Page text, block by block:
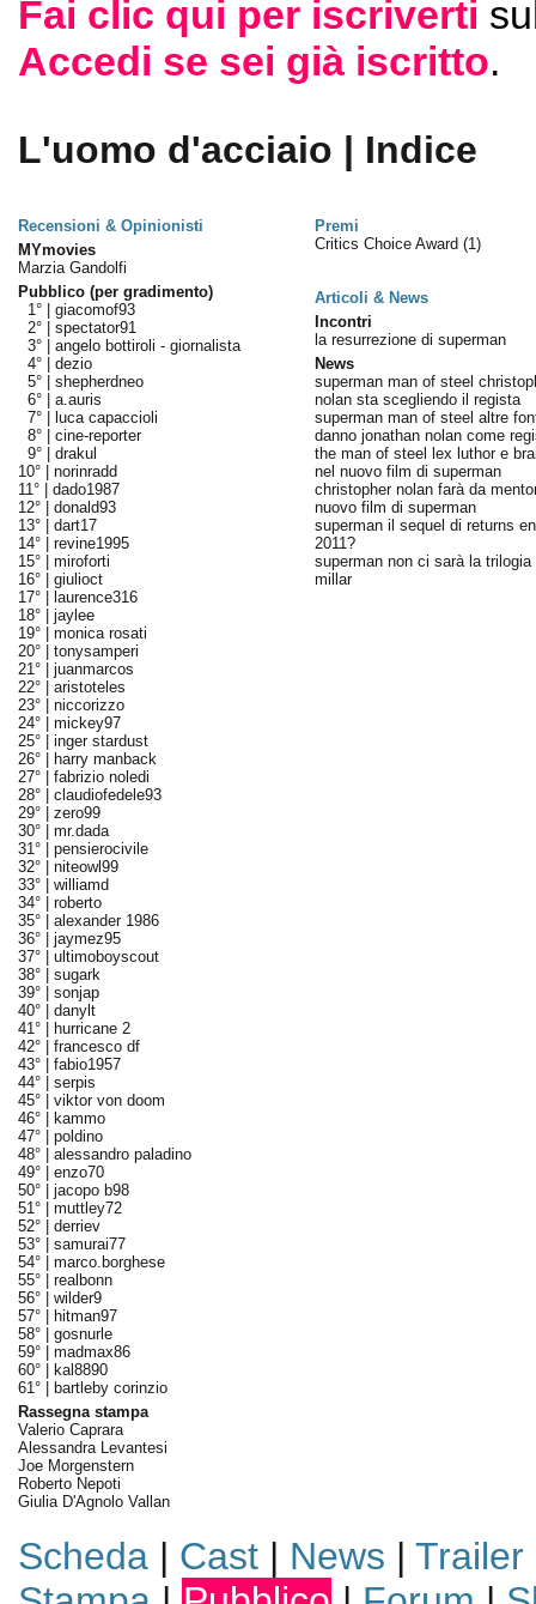
Fai clic qui per iscriverti
Accedi se sei già iscritto.
L'uomo d'acciaio | Indice
Recensioni & Opinionisti
Premi
MYmovies
Marzia Gandolfi
Pubblico (per gradimento)
1° | giacomof93
2° | spectator91
3° | angelo bottiroli - giornalista
4° | dezio
5° | shepherdneo
6° | a.auris
7° |
luca capaccioli
8° | cine-reporter
9° | drakul
10° | norinradd
11° | dado1987
12° | donald93
13° | dart17
14° | revine1995
15° | miroforti
16° | giulioct
17° |
laurence316
18° | jaylee
19° | monica rosati
20° | tonysamperi
21° | juanmarcos
22° | aristoteles
23° | niccorizzo
24° | mickey97
25° | inger stardust
26° |
harry manback
27° | fabrizio noledi
28° | claudiofedele93
29° | zero99
30° | mr.dada
31° | pensierocivile
32° | niteowl99
33° | williamd
34° | roberto
35° | alexander 1986
36° | jaymez95
37° | ultimoboyscout
38° | sugark
39° | sonjap
40° | danylt
41° |
hurricane 2
42° | francesco df
43° | fabio1957
44° | serpis
45° | viktor von doom
46° |
kammo
47° | poldino
48° | alessandro paladino
49° | enzo70
50° | jacopo b98
51° | muttley72
52° | derriev
53° | samurai77
54° | marco.borghese
55° | realbonn
56° | wilder9
57° |
hitman97
58° | gosnurle
59° | madmax86
60° |
kal8890
61° |
bartleby corinzio
Rassegna stampa
Valerio Caprara
Alessandra Levantesi
Joe Morgenstern
Roberto Nepoti
Giulia D'Agnolo Vallan
Critics Choice Award (1)
Articoli & News
Incontri
la resurrezione di superman
News
superman man of steel
nolan sta scegliendo il regista
superman man of steel altre
danno jonathan nolan come
the man of steel lex luthor e
nel nuovo film di superman
christopher nolan farà da
nuovo film di superman
superman il sequel di returns
2011?
superman non ci sarà la trilogia
millar
Scheda| Cast| News | Trailer